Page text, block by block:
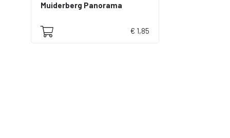
Muiderberg Panorama
€ 1,85